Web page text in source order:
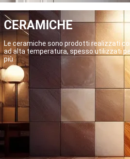
CERAMICHE
Le ceramiche sono prodotti realizzati
ad alta temperatura, spesso utilizzati
più